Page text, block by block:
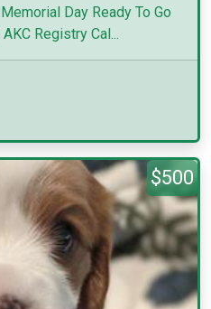
Day Ready To Go
Registry Cal...
$500